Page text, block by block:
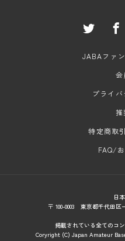
JABAファ
会
プライ
推
特定商取
FAQ/
日
〒 100-0003 東京都千代田区
掲載されている全てのコ
Coryright (C) Japan Amateur